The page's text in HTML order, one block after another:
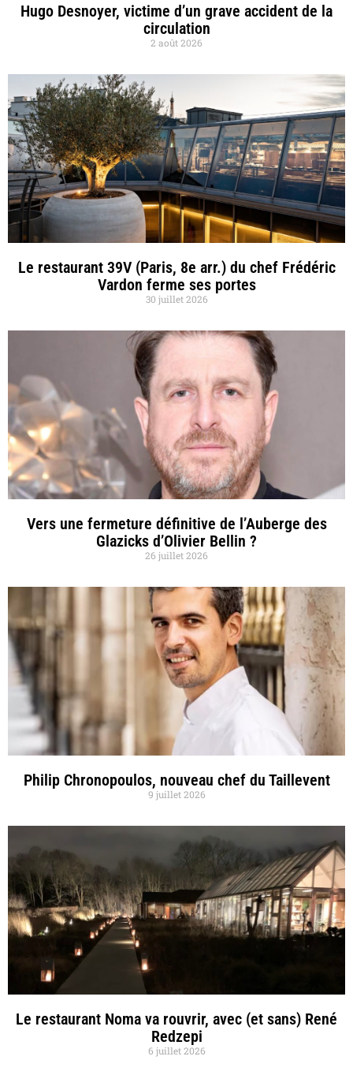
Hugo Desnoyer, victime d’un grave accident de la
circulation
2 août 2026
Le restaurant 39V (Paris, 8e arr.) du chef Frédéric
Vardon ferme ses portes
30 juillet 2026
Vers une fermeture définitive de l’Auberge des
Glazicks d’Olivier Bellin ?
26 juillet 2026
Philip Chronopoulos, nouveau chef du Taillevent
9 juillet 2026
Le restaurant Noma va rouvrir, avec (et sans) René
Redzepi
6 juillet 2026